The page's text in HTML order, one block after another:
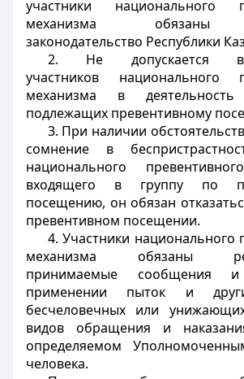
участники национального
механизма обязаны
законодательство Республики
2. Не допускается
участников национального
механизма в деятельность
подлежащих превентивному
3. При наличии
сомнение в
национального
входящего в группу по
посещению, он обязан
превентивном посещении.
4. Участники национального
механизма обязаны
принимаемые сообщения
применении пыток и
бесчеловечных или
видов обращения и
определяемом
человека.